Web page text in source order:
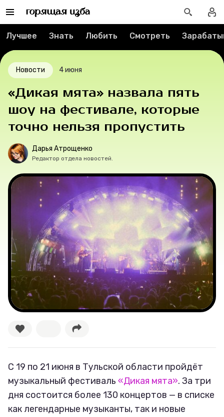
О проекте
Мерч
О компании
Новости
Лучшее
Тесты
Секспросвет
Великие женщины
Рецепты
Ваши истории
Лучшее Знать Любить Смотреть
Новости 4 июня
«Дикая мята» назвала пять
шоу на фестивале, которые
точно нельзя пропустить
Дарья Атрощенко
Редактор отдела новостей.
С 19 по 21 июня в Тульской области пройдёт
музыкальный фестиваль «Дикая мята». За три
дня состоится более 130 концертов — в списке
как легендарные музыканты, так и новые